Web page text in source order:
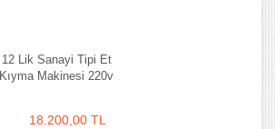
12 Lik Sanayi Tipi Et
Kıyma Makinesi 220v
18.200,00 TL